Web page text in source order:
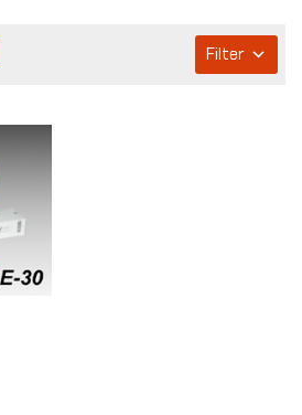
Filter